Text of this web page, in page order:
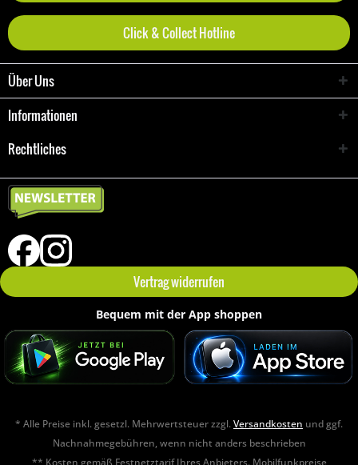
Click & Collect Hotline
Über Uns
Informationen
Rechtliches
Vertrag widerrufen
Bequem mit der App shoppen
* Alle Preise inkl. gesetzl. Mehrwertsteuer zzgl.Versandkosten und ggf.
Nachnahmegebühren, wenn nicht anders beschrieben